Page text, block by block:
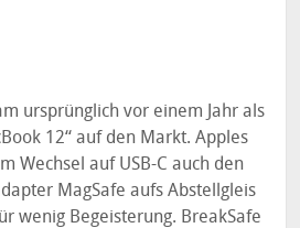
ursprünglich vor einem Jahr als
12“ auf den Markt. Apples
Wechsel auf USB-C auch den
MagSafe aufs Abstellgleis
wenig Begeisterung. BreakSafe